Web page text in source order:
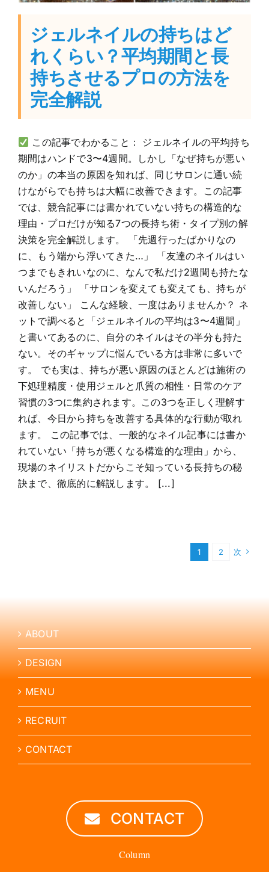
ジェルネイルの持ちはど
れくらい？平均期間と長
持ちさせるプロの方法を
完全解説
この記事でわかること： ジェルネイルの平均持ち
期間はハンドで3〜4週間。しかし「なぜ持ちが悪い
のか」の本当の原因を知れば、同じサロンに通い続
けながらでも持ちは大幅に改善できます。この記事
では、競合記事には書かれていない持ちの構造的な
理由・プロだけが知る7つの長持ち術・タイプ別の解
決策を完全解説します。 「先週行ったばかりなの
に、もう端から浮いてきた…」 「友達のネイルはい
つまでもきれいなのに、なんで私だけ2週間も持たな
いんだろう」 「サロンを変えても変えても、持ちが
改善しない」 こんな経験、一度はありませんか？ ネ
ットで調べると「ジェルネイルの平均は3〜4週間」
と書いてあるのに、自分のネイルはその半分も持た
ない。そのギャップに悩んでいる方は非常に多いで
す。 でも実は、持ちが悪い原因のほとんどは施術の
下処理精度・使用ジェルと爪質の相性・日常のケア
習慣の3つに集約されます。この3つを正しく理解す
れば、今日から持ちを改善する具体的な行動が取れ
ます。 この記事では、一般的なネイル記事には書か
れていない「持ちが悪くなる構造的な理由」から、
現場のネイリストだからこそ知っている長持ちの秘
訣まで、徹底的に解説します。 [...]
1 2 次
ABOUT
DESIGN
MENU
RECRUIT
CONTACT
CONTACT
Column